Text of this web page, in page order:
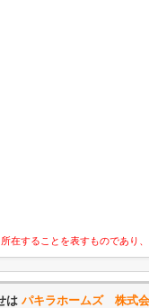
在することを表すものであり
は パキラホームズ 株式